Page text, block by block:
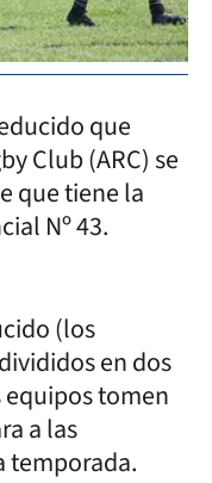
que
Club (ARC) se
que tiene la
Nº 43.
(los
en dos
tomen
a las
temporada.